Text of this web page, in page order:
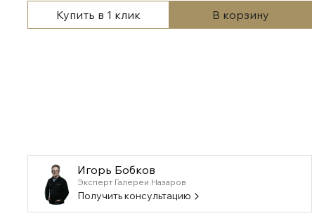
Игорь Бобков
Эксперт Галереи Назаров
Получить консультацию
Купить в 1 клик В корзину